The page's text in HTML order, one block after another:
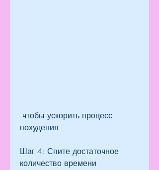
похудения.
Шаг 4: Спите достаточное
количество времени